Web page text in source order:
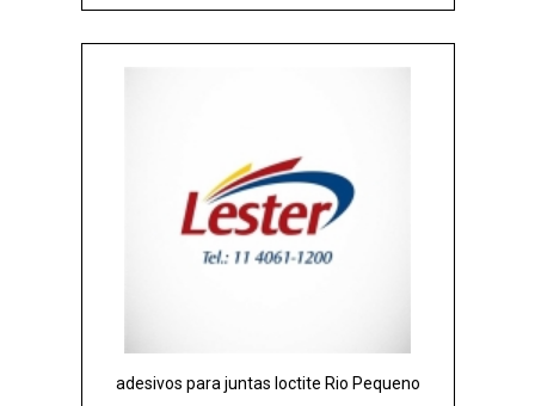
adesivos para juntas loctite Rio Pequeno